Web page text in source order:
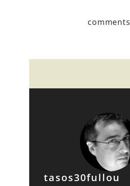
comments
tasos30fullou